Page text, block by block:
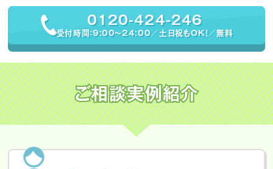
0120-424-246
受付時間：9:00〜24:00／土日祝もOK！／無料
ご相談実例紹介